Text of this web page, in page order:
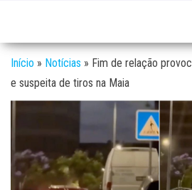
Início » Notícias » Fim de relação
e suspeita de tiros na Maia